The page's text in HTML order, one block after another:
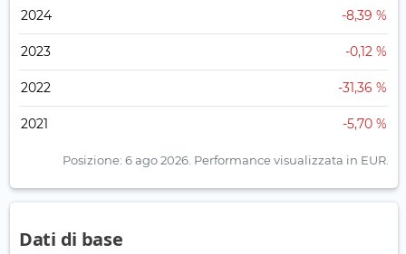
2024 -8,39 %
2023 -0,12 %
2022 -31,36 %
2021 -5,70 %
Posizione: 6 ago 2026. Performance visualizzata in EUR.
Dati di base